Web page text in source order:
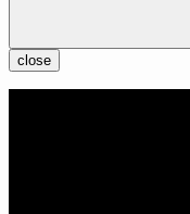
close